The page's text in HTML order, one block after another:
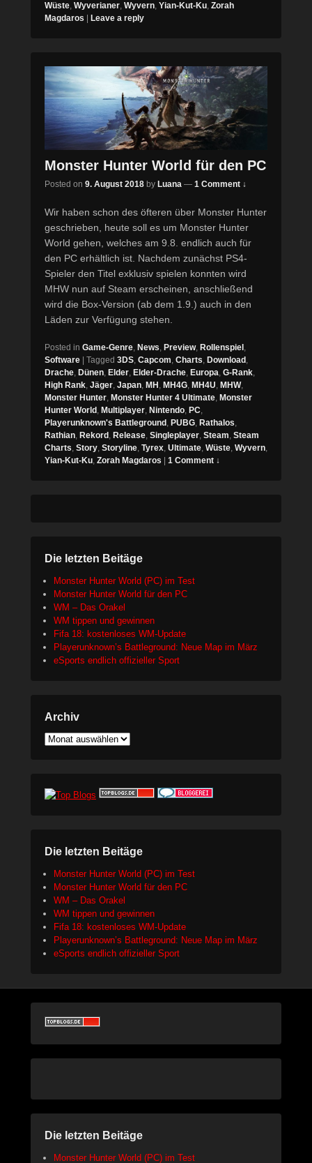
Wüste, Wyverianer, Wyvern, Yian-Kut-Ku, Zorah
Magdaros
Leave a reply
Monster Hunter World für den PC
Posted on 9. August 2018 by Luana — 1 Comment ↓
Wir haben schon des öfteren über Monster Hunter
geschrieben, heute soll es um Monster Hunter
World gehen, welches am 9.8. endlich auch für
den PC erhältlich ist. Nachdem zunächst PS4-
Spieler den Titel exklusiv spielen konnten wird
MHW nun auf Steam erscheinen, anschließend
wird die Box-Version (ab dem 1.9.) auch in den
Läden zur Verfügung stehen.
Posted in Game-Genre, News, Preview, Rollenspiel ,
Software
Tagged 3DS, Capcom, Charts, Download ,
Drache, Dünen, Elder, Elder-Drache, Europa, G-Rank,
High Rank, Jäger, Japan, MH , MH4G, MH4U, MHW,
Monster Hunter, Monster Hunter 4 Ultimate, Monster
Hunter World , Multiplayer, Nintendo, PC,
Playerunknown's Battleground , PUBG, Rathalos,
Rathian, Rekord , Release, Singleplayer, Steam, Steam
Charts, Story, Storyline, Tyrex, Ultimate, Wüste, Wyvern,
Yian-Kut-Ku, Zorah Magdaros 1 Comment ↓
Die letzten Beitäge
Monster Hunter World (PC) im Test
Monster Hunter World für den PC
WM – Das Orakel
WM tippen und gewinnen
Fifa 18: kostenloses WM-Update
Playerunknown’s Battleground: Neue Map im März
eSports endlich offizieller Sport
Archiv
Archiv
Die letzten Beitäge
Monster Hunter World (PC) im Test
Monster Hunter World für den PC
WM – Das Orakel
WM tippen und gewinnen
Fifa 18: kostenloses WM-Update
Playerunknown’s Battleground: Neue Map im März
eSports endlich offizieller Sport
Die letzten Beitäge
Monster Hunter World (PC) im Test